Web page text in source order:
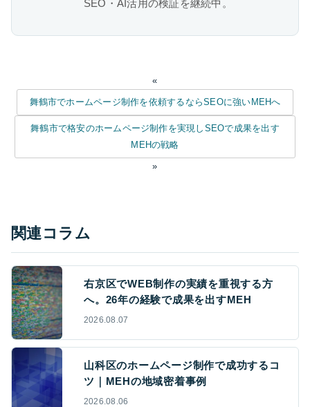
SEO・AI活用の検証を継続中。
«
舞鶴市でホームページ制作を依頼するならSEOに強いMEHへ
舞鶴市で格安のホームページ制作を実現しSEOで成果を出す
MEHの戦略
»
関連コラム
右京区でWEB制作の実績を重視する方
へ。26年の経験で成果を出すMEH
2026.08.07
山科区のホームページ制作で成功するコ
ツ｜MEHの地域密着事例
2026.08.06